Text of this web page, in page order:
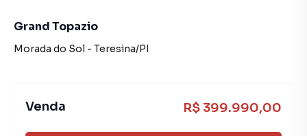
Grand Topazio
Morada do Sol - Teresina/PI
Venda R$ 399.990,00